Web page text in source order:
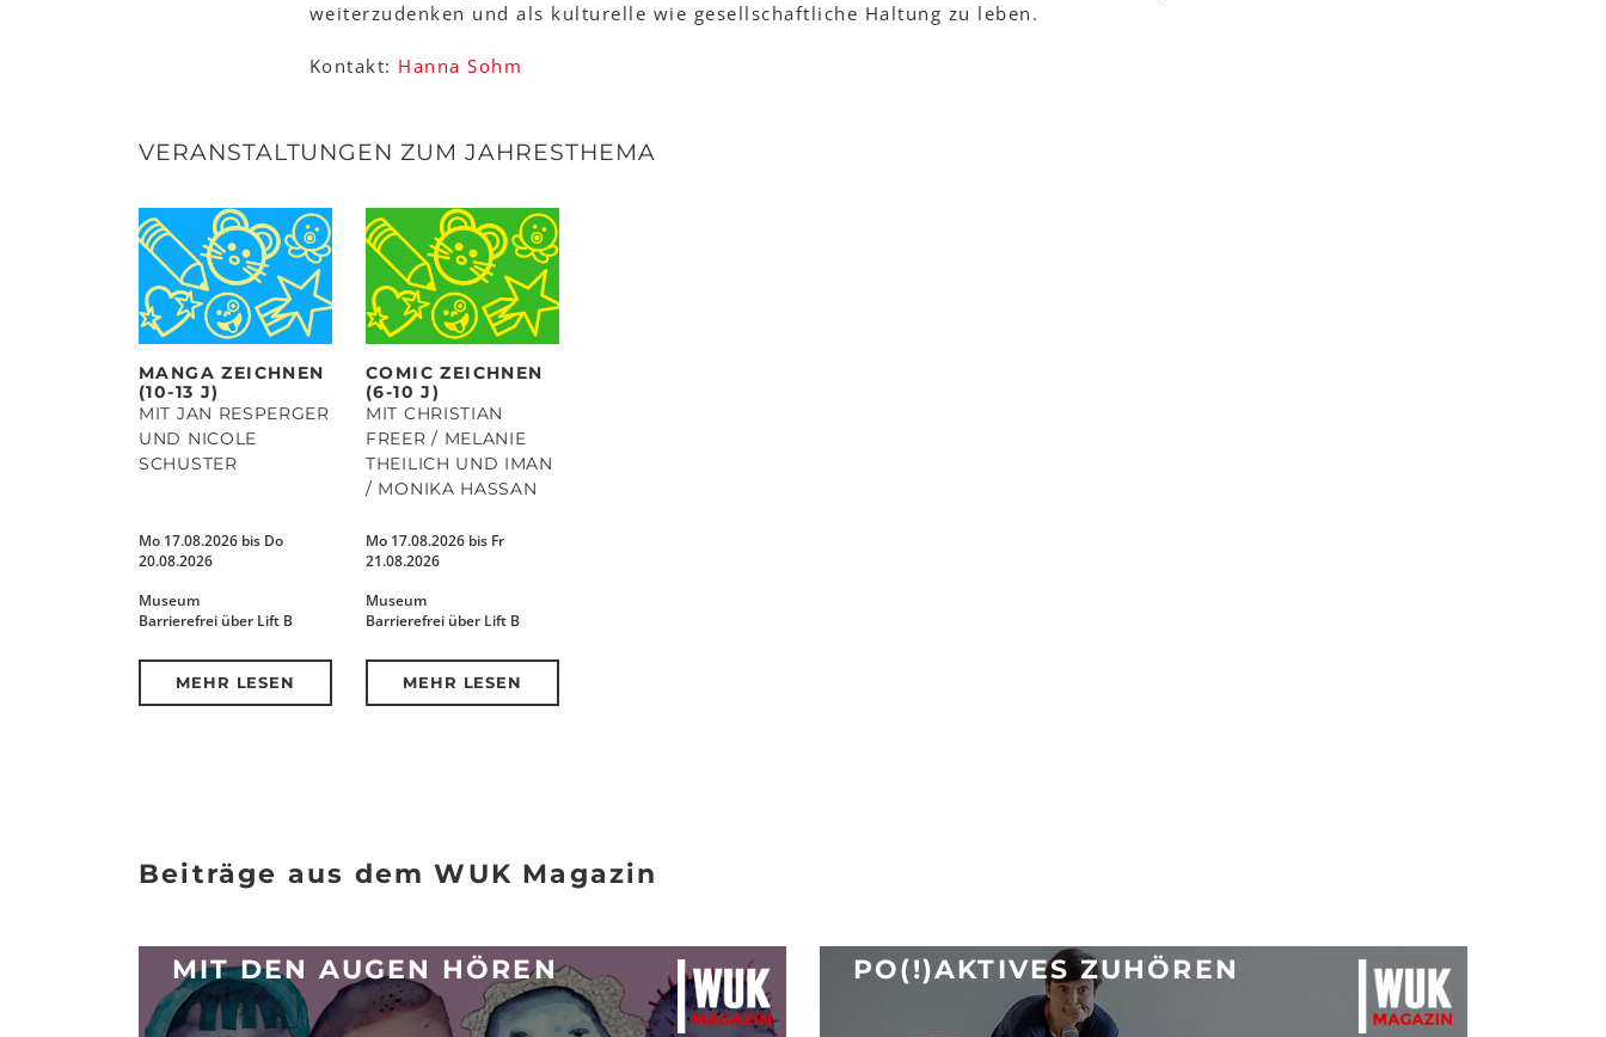
weiterzudenken und als kulturelle wie gesellschaftliche Haltung zu leben.
Kontakt: Hanna Sohm
VERANSTALTUNGEN ZUM JAHRESTHEMA
MANGA ZEICHNEN
(10-13 J)
MIT JAN RESPERGER
UND NICOLE
SCHUSTER
Mo 17.08.2026 bis Do
20.08.2026
Museum
Barrierefrei über Lift B
MEHR LESEN
COMIC ZEICHNEN
(6-10 J)
MIT CHRISTIAN
FREER / MELANIE
THEILICH UND IMAN
/ MONIKA HASSAN
Mo 17.08.2026 bis Fr
21.08.2026
Museum
Barrierefrei über Lift B
MEHR LESEN
Beiträge aus dem WUK Magazin
MIT DEN AUGEN HÖREN PO(!)AKTIVES ZUHÖREN